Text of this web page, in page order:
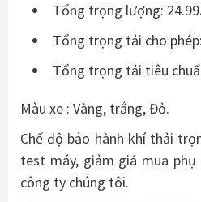
Tổng trọng lượng:
Tổng trọng tải cho
Tổng trọng tải tiêu
Màu xe : Vàng, trắng, Đỏ.
Chế độ bảo hành khí thải
test máy, giảm giá mua
công ty chúng tôi.